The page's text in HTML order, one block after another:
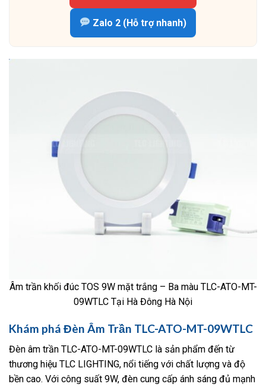
Zalo 2 (Hỗ trợ nhanh)
Âm trần khối đúc TOS 9W mặt trắng – Ba màu TLC-ATO-MT-
09WTLC Tại Hà Đông Hà Nội
Khám phá Đèn Âm Trần TLC-ATO-MT-09WTLC
Đèn âm trần TLC-ATO-MT-09WTLC là sản phẩm đến từ
thương hiệu TLC LIGHTING, nổi tiếng với chất lượng và độ
bền cao. Với công suất 9W, đèn cung cấp ánh sáng đủ mạnh